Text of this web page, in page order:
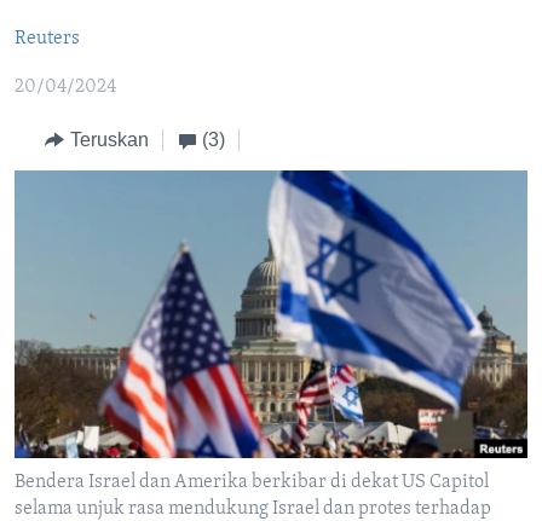
ke
Utama
Lanjut
DAFTAR PROGRAM
Bahasa-bahasa
Reuters
20/04/2024
Teruskan (3)
Bendera Israel dan Amerika berkibar di dekat US Capitol
selama unjuk rasa mendukung Israel dan protes terhadap